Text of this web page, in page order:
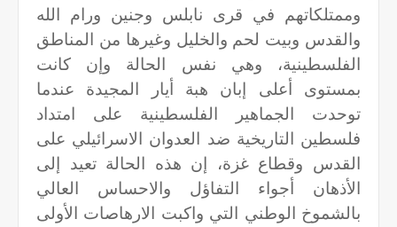
وممتلكاتهم في قرى نابلس وجنين ورام الله
والقدس وبيت لحم والخليل وغيرها من المناطق
الفلسطينية، وهي نفس الحالة وإن كانت
بمستوى أعلى إبان هبة أيار المجيدة عندما
توحدت الجماهير الفلسطينية على امتداد
فلسطين التاريخية ضد العدوان الاسرائيلي على
القدس وقطاع غزة، إن هذه الحالة تعيد إلى
الأذهان أجواء التفاؤل والاحساس العالي
بالشموخ الوطني التي واكبت الارهاصات الأولى